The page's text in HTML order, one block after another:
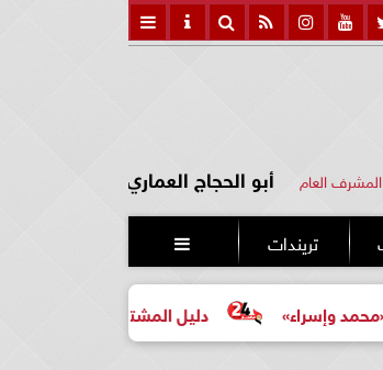
المشرف العام أبو الحجاج العماري
تريندات 
دليل المشتري لأول مرة لاختيار مشروع